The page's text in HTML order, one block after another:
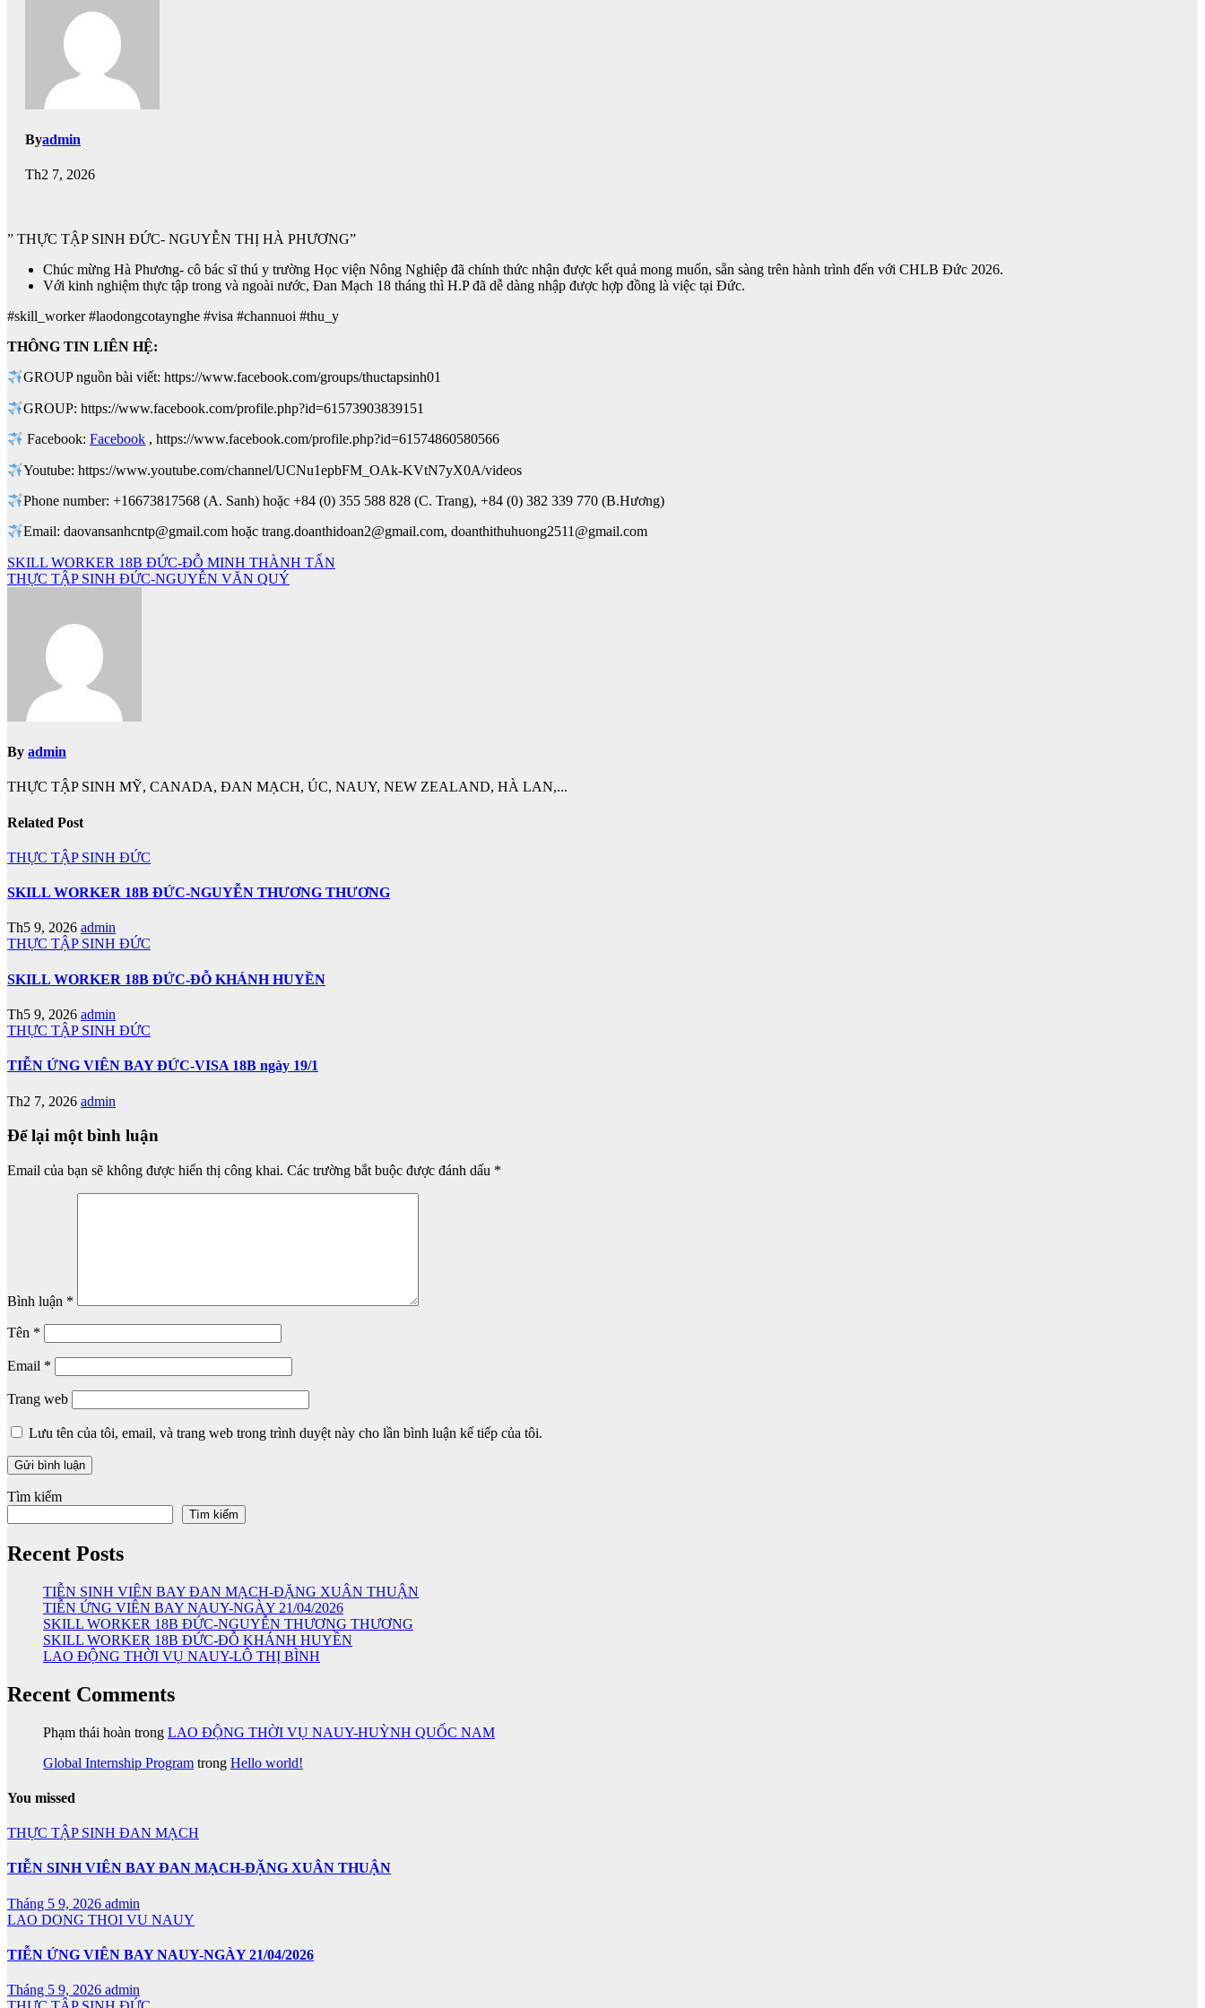
Byadmin
Th2 7, 2026
” THỰC TẬP SINH ĐỨC- NGUYỄN THỊ HÀ PHƯƠNG”
Chúc mừng Hà Phương- cô bác sĩ thú y trường Học viện Nông Nghiệp đã chính thức nhận được kết quả mong muốn, sẵn sàng trên hành trình đến với CHLB Đức 2026.
Với kinh nghiệm thực tập trong và ngoài nước, Đan Mạch 18 tháng thì H.P đã dễ dàng nhập được hợp đồng là việc tại Đức.
#skill_worker #laodongcotaynghe #visa #channuoi #thu_y
THÔNG TIN LIÊN HỆ:
GROUP nguồn bài viết: https://www.facebook.com/groups/thuctapsinh01
GROUP: https://www.facebook.com/profile.php?id=61573903839151
Facebook:Facebook , https://www.facebook.com/profile.php?id=61574860580566
Youtube: https://www.youtube.com/channel/UCNu1epbFM_OAk-KVtN7yX0A/videos
Phone number: +16673817568 (A. Sanh) hoặc +84 (0) 355 588 828 (C. Trang), +84 (0) 382 339 770 (B.Hương)
Email: daovansanhcntp@gmail.com hoặc trang.doanthidoan2@gmail.com, doanthithuhuong2511@gmail.com
Điều
hướng
SKILL WORKER 18B ĐỨC-ĐỖ MINH THÀNH TẤN
THỰC TẬP SINH ĐỨC-NGUYỄN VĂN QUÝ
By admin
THỰC TẬP SINH MỸ, CANADA, ĐAN MẠCH, ÚC, NAUY, NEW ZEALAND, HÀ LAN,...
Related Post
THỰC TẬP SINH ĐỨC
SKILL WORKER 18B ĐỨC-NGUYỄN THƯƠNG THƯƠNG
Th5 9, 2026 admin
THỰC TẬP SINH ĐỨC
SKILL WORKER 18B ĐỨC-ĐỖ KHÁNH HUYỀN
Th5 9, 2026 admin
THỰC TẬP SINH ĐỨC
TIỄN ỨNG VIÊN BAY ĐỨC-VISA 18B ngày 19/1
Th2 7, 2026 admin
Để lại một bình luận
Email của bạn sẽ không được hiển thị công khai. Các trường bắt buộc được đánh dấu *
Bình luận *
Tên *
Email *
Trang web
Lưu tên của tôi, email, và trang web trong trình duyệt này cho lần bình luận kế tiếp của tôi.
Tìm kiếm
Tìm kiếm
Recent Posts
TIỄN SINH VIÊN BAY ĐAN MẠCH-ĐẶNG XUÂN THUẬN
TIỄN ỨNG VIÊN BAY NAUY-NGÀY 21/04/2026
SKILL WORKER 18B ĐỨC-NGUYỄN THƯƠNG THƯƠNG
SKILL WORKER 18B ĐỨC-ĐỖ KHÁNH HUYỀN
LAO ĐỘNG THỜI VỤ NAUY-LÔ THỊ BÌNH
Recent Comments
Phạm thái hoàn trong LAO ĐỘNG THỜI VỤ NAUY-HUỲNH QUỐC NAM
Global Internship Program trong Hello world!
You missed
THỰC TẬP SINH ĐAN MẠCH
TIỄN SINH VIÊN BAY ĐAN MẠCH-ĐẶNG XUÂN THUẬN
Tháng 5 9, 2026 admin
LAO DONG THOI VU NAUY
TIỄN ỨNG VIÊN BAY NAUY-NGÀY 21/04/2026
Tháng 5 9, 2026 admin